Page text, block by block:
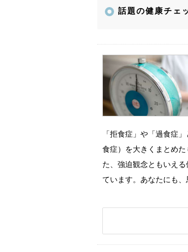
話題の健康チェ
「拒食症」や「過食症
食症）を大きくまとめ
た、強迫観念ともいえ
ています。あなたにも